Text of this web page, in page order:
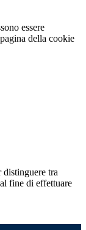
essere
della cookie
tra
fine di effettuare